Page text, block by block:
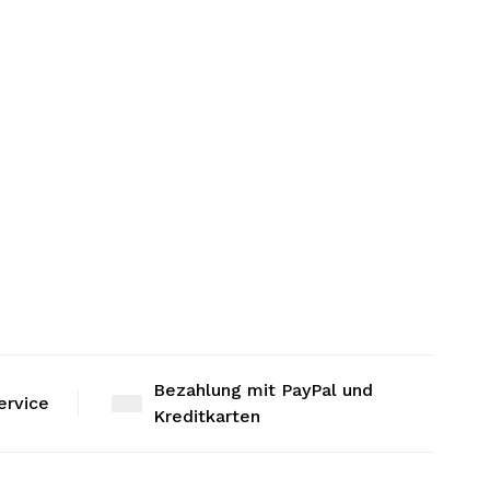
Bezahlung mit PayPal und
Kreditkarten